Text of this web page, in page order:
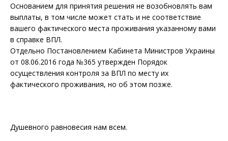
Основанием для принятия решения не возобновлять вам
выплаты, в том числе может стать и не соответствие
вашего фактического места проживания указанному вами
в справке ВПЛ.
Отдельно Постановлением Кабинета Министров Украины
от 08.06.2016 года №365 утвержден Порядок
осуществления контроля за ВПЛ по месту их
фактического проживания, но об этом позже.
Душевного равновесия нам всем.